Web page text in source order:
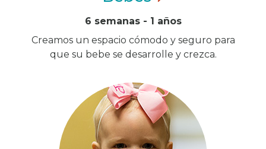
6 semanas - 1 años
Creamos un espacio cómodo y seguro para
que su bebe se desarrolle y crezca.